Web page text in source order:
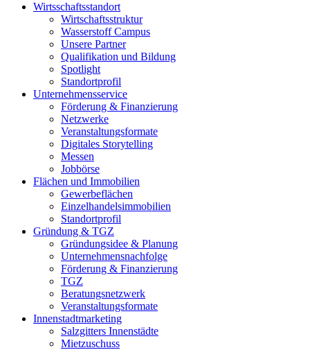
Wirtsschafts­standort
Wirtschaftsstruktur
Wasserstoff Campus
Unsere Partner
Qualifikation und Bildung
Spotlight
Standortprofil
Unternehmens­service
Förderung & Finanzierung
Netzwerke
Veranstaltungsformate
Digitales Storytelling
Messen
Jobbörse
Flächen und Immobilien
Gewerbeflächen
Einzelhandelsimmobilien
Standortprofil
Gründung & TGZ
Gründungsidee & Planung
Unternehmensnachfolge
Förderung & Finanzierung
TGZ
Beratungsnetzwerk
Veranstaltungsformate
Innenstadt­marketing
Salzgitters Innenstädte
Mietzuschuss